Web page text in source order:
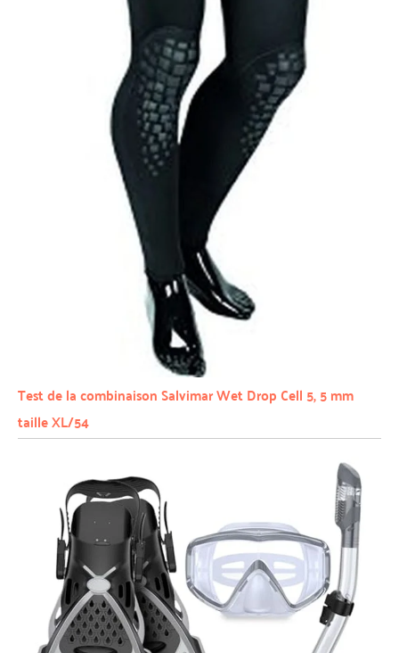
Test de la combinaison Salvimar Wet Drop Cell 5, 5 mm
taille XL/54